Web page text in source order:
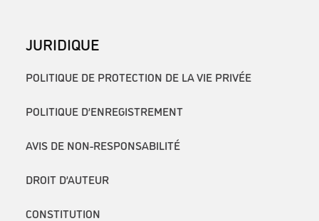
JURIDIQUE
POLITIQUE DE PROTECTION DE LA VIE PRIVÉE
POLITIQUE D’ENREGISTREMENT
AVIS DE NON-RESPONSABILITÉ
DROIT D’AUTEUR
CONSTITUTION